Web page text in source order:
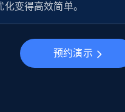
877+
- products - Discover
化变得高效简单。
预约演示